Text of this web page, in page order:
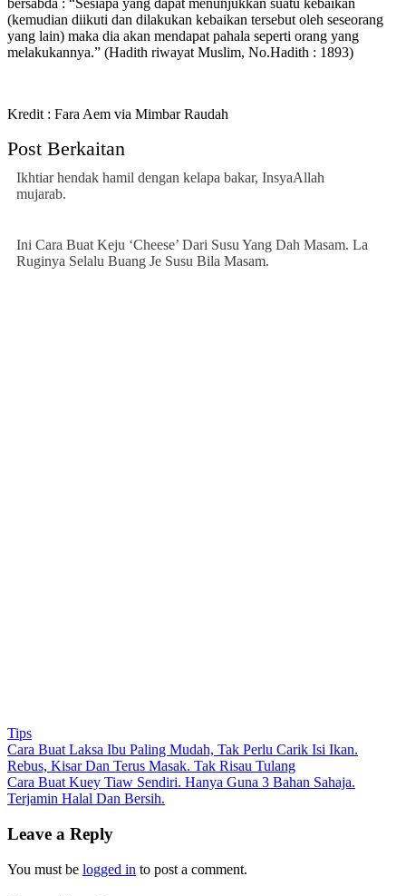
bersabda : “Sesiapa yang dapat menunjukkan suatu kebaikan
(kemudian diikuti dan dilakukan kebaikan tersebut oleh seseorang
yang lain) maka dia akan mendapat pahala seperti orang yang
melakukannya.” (Hadith riwayat Muslim, No.Hadith : 1893)
Kredit : Fara Aem via Mimbar Raudah
Post Berkaitan
Ikhtiar hendak hamil dengan kelapa bakar, InsyaAllah
mujarab.
Ini Cara Buat Keju ‘Cheese’ Dari Susu Yang Dah Masam. La
Ruginya Selalu Buang Je Susu Bila Masam.
Tips
Post
navigation
Cara Buat Laksa Ibu Paling Mudah, Tak Perlu Carik Isi Ikan.
Rebus, Kisar Dan Terus Masak. Tak Risau Tulang
Cara Buat Kuey Tiaw Sendiri. Hanya Guna 3 Bahan Sahaja.
Terjamin Halal Dan Bersih.
Leave a Reply
You must be logged in to post a comment.